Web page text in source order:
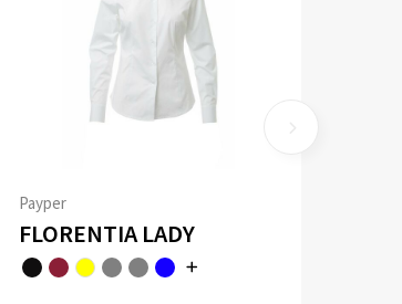
Payper
FLORENTIA LADY